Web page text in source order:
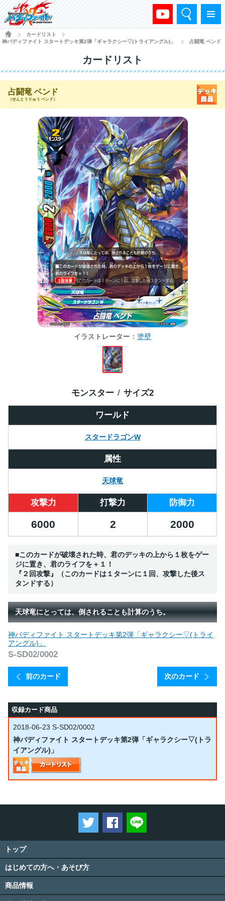
メニュー
検索
HOME
カードリスト
神バディファイト スタートデッキ第2弾「ギャラクシー▽(トライアングル)」
占闘竜 ベンド
カードリスト
占闘竜 ベンド
（せんとうりゅう ベンド）
イラストレーター 塗壁
ワールド
スタードラゴンW
モンスター サイズ2
属性
天球竜
攻撃力 打撃力 防御力
6000 2 2000
■このカードが破壊された時、君のデッキの上から１枚をゲー
ジに置き、君のライフを＋１！
『２回攻撃』（このカードは１ターンに１回、攻撃した後ス
タンドする）
天球竜にとっては、倒されることも計算のうち。
前のカード
神バディファイト スタートデッキ第2弾「ギャラクシー▽(トライ
アングル)」
S-SD02/0002
次のカード
収録カード商品
2018-06-23 S-SD02/0002
神バディファイト スタートデッキ第2弾「ギャラクシー▽(トラ
イアングル)」
ツイートするFacebookでシェアする
トップ
はじめての方へ・あそび方
商品情報